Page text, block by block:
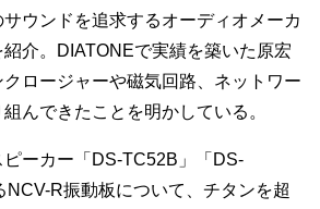
ウンドを追求するオーディオメーカ
介。DIATONEで実績を築いた原宏
ロージャーや磁気回路、ネットワー
んできたことを明かしている。
ピーカー「DS-TC52B」「DS-
R振動板について、チタンを超